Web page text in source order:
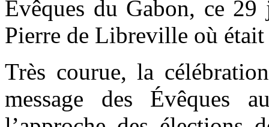
Évêques du Gabon, ce
Pierre de Libreville où était
Très courue, la
message des Évêques